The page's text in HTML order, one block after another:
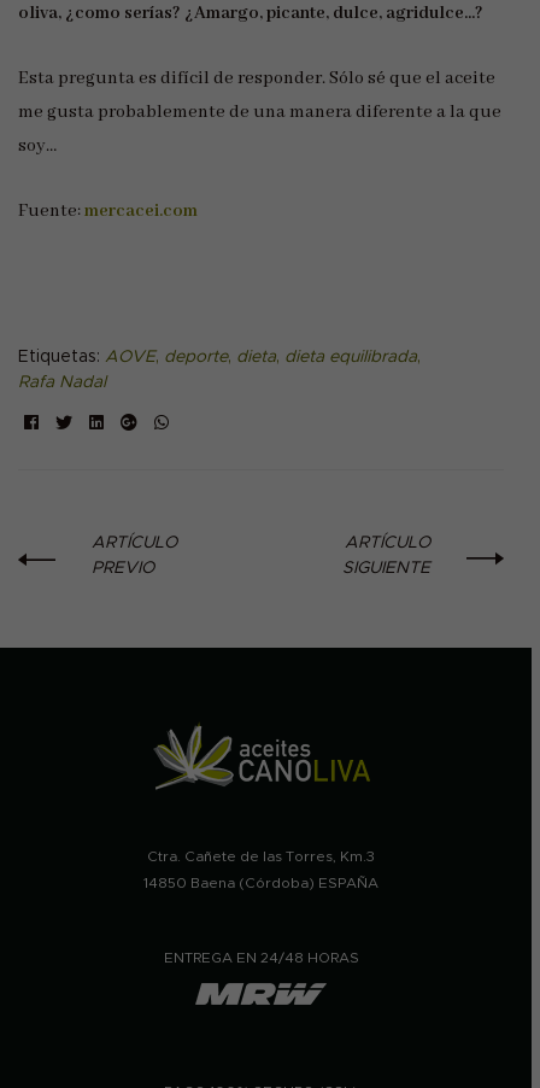
oliva, ¿como serías? ¿Amargo, picante, dulce, agridulce…?
Esta pregunta es difícil de responder. Sólo sé que el aceite
me gusta probablemente de una manera diferente a la que
soy…
Fuente:mercacei.com
Etiquetas: AOVE, deporte, dieta, dieta equilibrada,
Rafa Nadal
Facebook
TwitterLinkedinGoogle+
ARTÍCULO
PREVIO
ARTÍCULO
SIGUIENTE
Ctra. Cañete de las Torres, Km.3
14850 Baena (Córdoba) ESPAÑA
ENTREGA EN 24/48 HORAS